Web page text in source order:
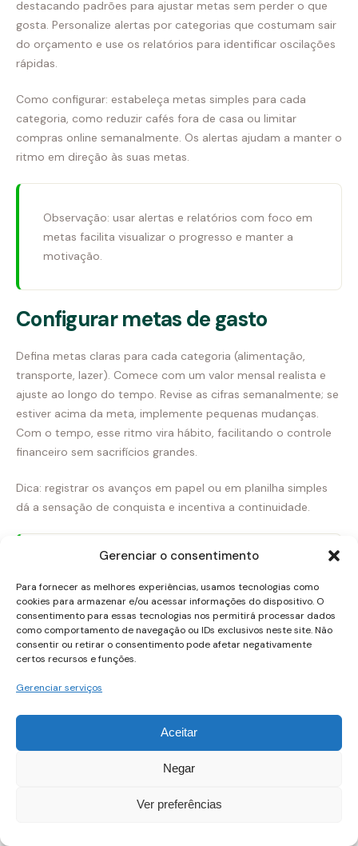
Gerenciar o consentimento
Para fornecer as melhores experiências, usamos tecnologias como
cookies para armazenar e/ou acessar informações do dispositivo. O
consentimento para essas tecnologias nos permitirá processar dados
como comportamento de navegação ou IDs exclusivos neste site. Não
consentir ou retirar o consentimento pode afetar negativamente
certos recursos e funções.
Gerenciar serviços
Aceitar
Negar
Ver preferências
destacando padrões para ajustar metas sem perder o que
gosta. Personalize alertas por categorias que costumam sair
do orçamento e use os relatórios para identificar oscilações
rápidas.
Como configurar: estabeleça metas simples para cada
categoria, como reduzir cafés fora de casa ou limitar
compras online semanalmente. Os alertas ajudam a manter o
ritmo em direção às suas metas.
Observação: usar alertas e relatórios com foco em
metas facilita visualizar o progresso e manter a
motivação.
Configurar metas de gasto
Defina metas claras para cada categoria (alimentação,
transporte, lazer). Comece com um valor mensal realista e
ajuste ao longo do tempo. Revise as cifras semanalmente; se
estiver acima da meta, implemente pequenas mudanças.
Com o tempo, esse ritmo vira hábito, facilitando o controle
financeiro sem sacrifícios grandes.
Dica: registrar os avanços em papel ou em planilha simples
dá a sensação de conquista e incentiva a continuidade.
estimular a continuidade.
Bloqueio temporário de cartão de
cartão
O bloqueio temporário oferece controle rápido no dia a dia.
Evita compras não autorizadas quando o cartão não está
por perto, sem perder a possibilidade de desbloquear
segurança por trás dos cartões digitais